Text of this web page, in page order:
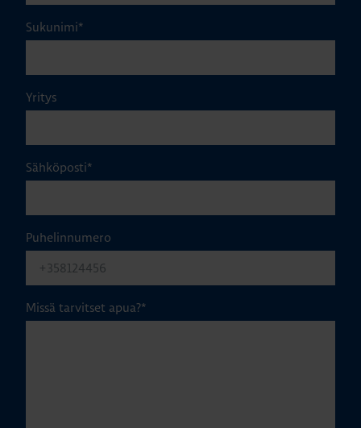
Sukunimi*
Yritys
Sähköposti*
Puhelinnumero
Missä tarvitset apua?*